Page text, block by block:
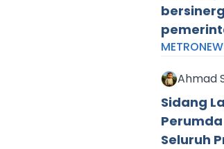
Ahmad
Sidang
Seluruh